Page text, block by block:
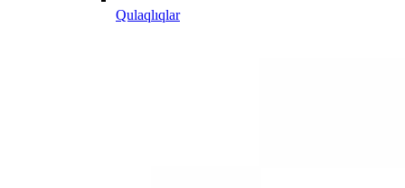
Qulaqlıqlar